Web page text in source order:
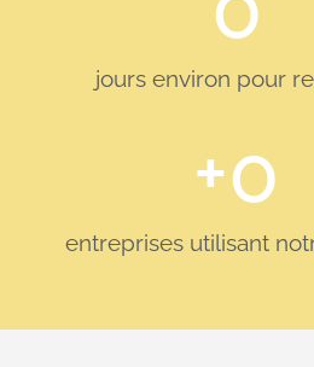
jours environ pour
entreprises utilisant
+0